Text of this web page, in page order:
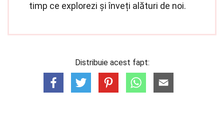
timp ce explorezi și înveți alături de noi.
Distribuie acest fapt: